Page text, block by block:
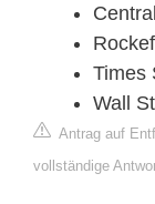
Times
Wall
Antrag auf
vollständige